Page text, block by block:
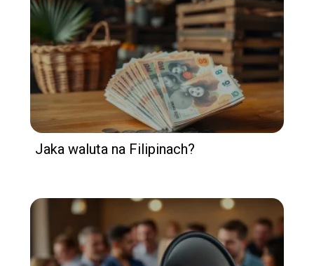
Jaka waluta na Filipinach?